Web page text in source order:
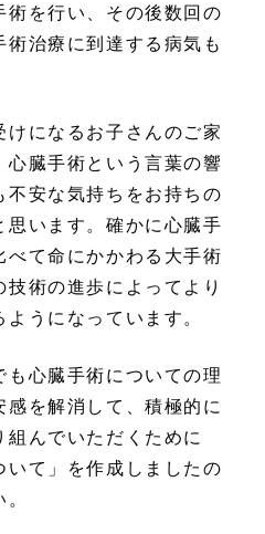
を行い、その後数回の
治療に到達する病気も
けになるお子さんのご家
臓手術という言葉の響
不安な気持ちをお持ちの
います。確かに心臓手
て命にかかわる大手術
術の進歩によってより
うになっています。
も心臓手術についての理
を解消して、積極的に
んでいただくために
いて」を作成しましたの